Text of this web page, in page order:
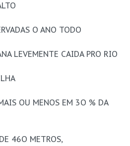
O ANO TODO
LEVEMENTE CAIDA PRO RIO
OU MENOS EM 3O % DA
46O METROS,